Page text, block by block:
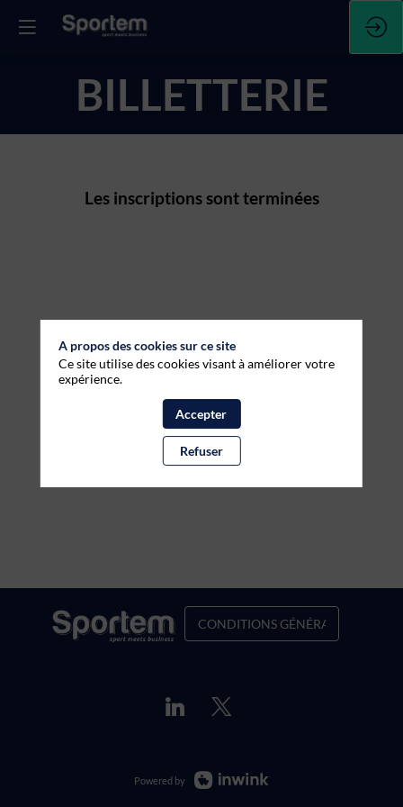
BILLETTERIE
Les inscriptions sont terminées
CONDITIONS GÉNÉRALES DE
Powered by
A propos des cookies sur ce site
Ce site utilise des cookies visant à améliorer votre
expérience.
Accepter
Refuser